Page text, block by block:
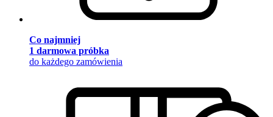
Co najmniej
1 darmowa próbka
do każdego zamówienia